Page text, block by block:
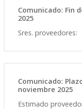
Comunicado: Fin
2025
Sres. proveedores:
Comunicado:
noviembre 2025
Estimado